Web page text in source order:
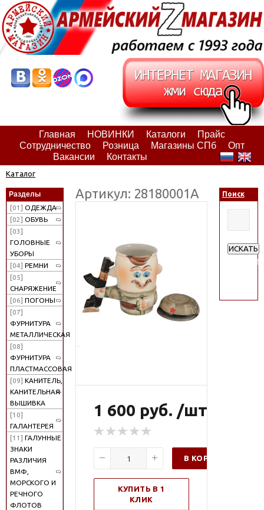
Главная НОВИНКИ Каталоги
Прайс
Сотрудничество
Розница Магазины СПб
Опт
Вакансии
Контакты
Каталог
Разделы
[01] ОДЕЖДА
[02] ОБУВЬ
[03]
ГОЛОВНЫЕ
УБОРЫ
[04] РЕМНИ
[05]
СНАРЯЖЕНИЕ
[06] ПОГОНЫ
[07]
ФУРНИТУРА
МЕТАЛЛИЧЕСКАЯ
[08]
ФУРНИТУРА
ПЛАСТМАССОВАЯ
[09] КАНИТЕЛЬ,
КАНИТЕЛЬНАЯ
ВЫШИВКА
[10]
ГАЛАНТЕРЕЯ
[11] ГАЛУННЫЕ
ЗНАКИ
РАЗЛИЧИЯ
ВМФ,
МОРСКОГО И
РЕЧНОГО
ФЛОТОВ
Артикул: 28180001А
1 600 руб. /шт
В КОРЗИНУ
КУПИТЬ В 1
КЛИК
Поиск
ИСКАТЬ